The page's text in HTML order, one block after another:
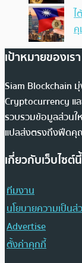
ไ
คุ
เป้าหมายของเรา
Siam Blockchain
Cryptocurrency แล
รวบรวมข้อมูลส่วนใ
แปลส่งตรงถึงฟีด
เกี่ยวกับเว็บไซต์นี้
ทีมงาน
นโยบายความเป็นส่
Advertise
ตั้งค่าคุกกี้